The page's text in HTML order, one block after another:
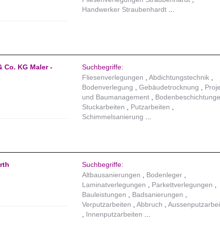
Handwerker Straubenhardt
Co. KG Maler -
Suchbegriffe:
Fliesenverlegungen
Abdichtungstechnik
Bodenverlegung
Gebäudetrocknung
und Baumanagement
Stuckarbeiten
Putzarbeiten
Schimmelsanierung
Suchbegriffe:
Altbausanierungen
Bodenleger
Laminatverlegungen
Parkettverlegungen
Bauleistungen
Badsanierungen
Verputzarbeiten
Abbruch
Innenputzarbeiten